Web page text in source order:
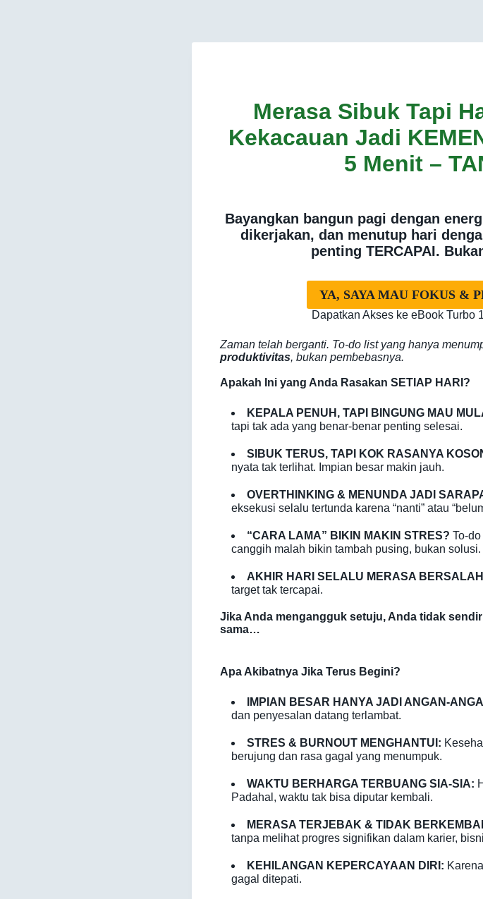
Merasa Sibuk Tapi
Kekacauan Jadi
5 Menit –
Bayangkan bangun pagi dengan
dikerjakan, dan menutup hari
penting TERCAPAI.
YA, SAYA MAU FOKUS &
Dapatkan Akses ke eBook Turbo
Zaman telah berganti. To-do list yang hanya
produktivitas, bukan pembebasnya.
Apakah Ini yang Anda Rasakan SETIAP HARI?
KEPALA PENUH, TAPI BINGUNG MAU
tapi tak ada yang benar-benar penting selesai.
SIBUK TERUS, TAPI KOK RASANYA
nyata tak terlihat. Impian besar makin jauh.
OVERTHINKING & MENUNDA JADI
eksekusi selalu tertunda karena “nanti” atau
“CARA LAMA” BIKIN MAKIN STRES? To-
canggih malah bikin tambah pusing, bukan solusi.
AKHIR HARI SELALU MERASA
target tak tercapai.
Jika Anda mengangguk setuju, Anda tidak
sama…
Apa Akibatnya Jika Terus Begini?
IMPIAN BESAR HANYA JADI ANGAN-
dan penyesalan datang terlambat.
STRES & BURNOUT MENGHANTUI:
berujung dan rasa gagal yang menumpuk.
WAKTU BERHARGA TERBUANG SIA-SIA:
Padahal, waktu tak bisa diputar kembali.
MERASA TERJEBAK & TIDAK
tanpa melihat progres signifikan dalam karier,
KEHILANGAN KEPERCAYAAN DIRI:
gagal ditepati.